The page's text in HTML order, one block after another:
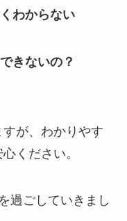
わからない
きないの？
が、わかりやす
ください。
過ごしていきまし